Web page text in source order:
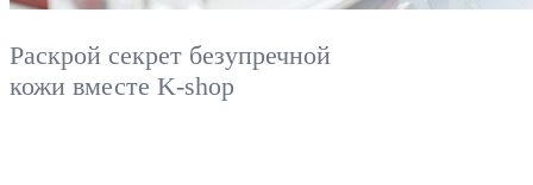
Раскрой секрет безупречной
кожи вместе K-shop